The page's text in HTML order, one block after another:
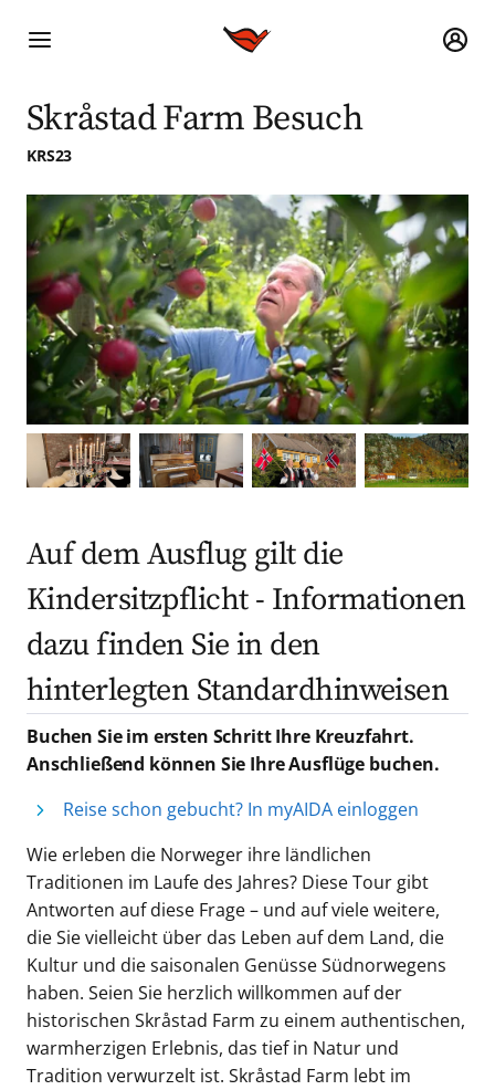
Skråstad Farm Besuch
KRS23
Auf dem Ausflug gilt die
Kindersitzpflicht - Informationen
dazu finden Sie in den
hinterlegten Standardhinweisen
Buchen Sie im ersten Schritt Ihre Kreuzfahrt.
Anschließend können Sie Ihre Ausflüge buchen.
Reise schon gebucht? In myAIDA einloggen
Wie erleben die Norweger ihre ländlichen
Traditionen im Laufe des Jahres? Diese Tour gibt
Antworten auf diese Frage – und auf viele weitere,
die Sie vielleicht über das Leben auf dem Land, die
Kultur und die saisonalen Genüsse Südnorwegens
haben. Seien Sie herzlich willkommen auf der
historischen Skråstad Farm zu einem authentischen,
warmherzigen Erlebnis, das tief in Natur und
Tradition verwurzelt ist. Skråstad Farm lebt im